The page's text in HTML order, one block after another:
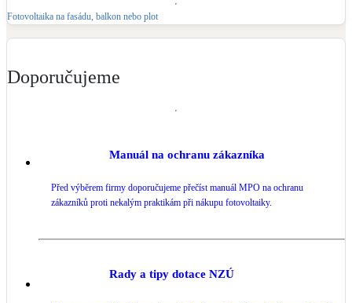
Fotovoltaika na fasádu, balkon nebo plot
Doporučujeme
Manuál na ochranu zákazníka
Před výběrem firmy doporučujeme přečíst manuál MPO na ochranu
zákazníků proti nekalým praktikám při nákupu fotovoltaiky.
Rady a tipy dotace NZÚ